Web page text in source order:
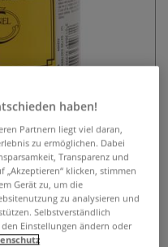
Rot
haben!
Partnern liegt viel daran,
zu ermöglichen. Dabei
Transparenz und
„Akzeptieren“ klicken, stimmen
Gerät zu, um die
zu analysieren und
Selbstverständlich
Einstellungen ändern oder